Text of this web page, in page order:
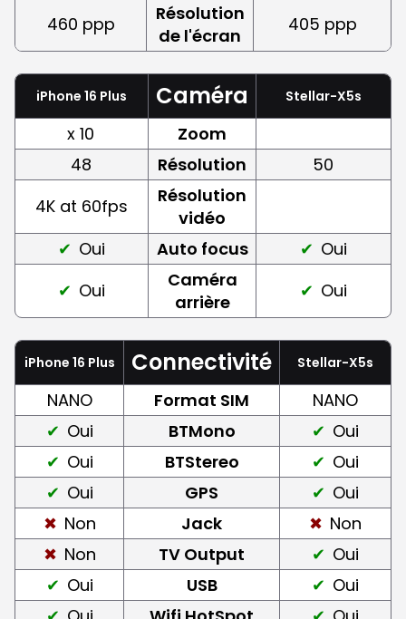
460 ppp
Résolution
de l'écran
405 ppp
iPhone 16 Plus Caméra Stellar-X5s
x 10
Zoom
48
Résolution
50
4K at 60fps
Résolution
vidéo
Oui
Auto focus
Oui
Oui
Caméra
arrière
Oui
iPhone 16 Plus Connectivité Stellar-X5s
NANO Format SIM
NANO
Oui
BTMono
Oui
Oui
BTStereo
Oui
Oui
GPS
Oui
Non
Jack
Non
Non
TV Output
Oui
Oui
USB
Oui